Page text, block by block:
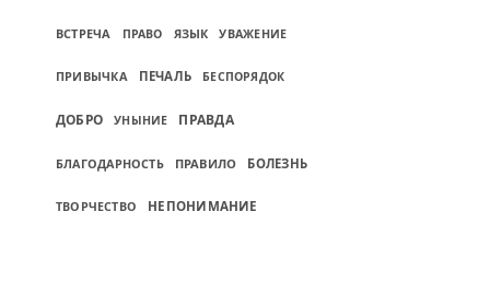
ВСТРЕЧА ПРАВО ЯЗЫК УВАЖЕНИЕ
ПРИВЫЧКА ПЕЧАЛЬ БЕСПОРЯДОК
ДОБРО УНЫНИЕ ПРАВДА
БЛАГОДАРНОСТЬ ПРАВИЛО БОЛЕЗНЬ
ТВОРЧЕСТВО НЕПОНИМАНИЕ